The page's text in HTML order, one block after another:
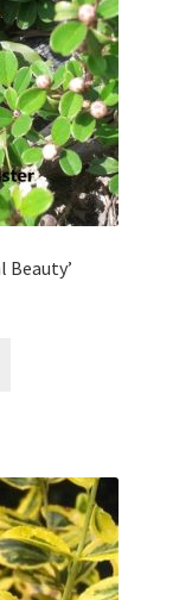
Beauty’